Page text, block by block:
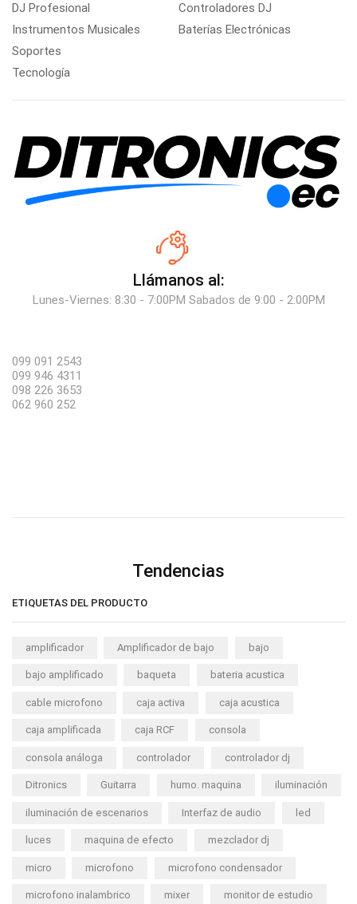
DJ Profesional
Instrumentos Musicales
Soportes
Tecnología
Controladores DJ
Baterías Electrónicas
Llámanos al:
Lunes-Viernes: 8:30 - 7:00PM Sabados de 9:00 - 2:00PM
099 091 2543
099 946 4311
098 226 3653
062 960 252
Tendencias
ETIQUETAS DEL PRODUCTO
amplificador Amplificador de bajo bajo
bajo amplificado baqueta bateria acustica
cable microfono caja activa caja acustica
caja amplificada caja RCF consola
consola análoga controlador controlador dj
Ditronics Guitarra humo. maquina iluminación
iluminación de escenarios Interfaz de audio led
luces maquina de efecto mezclador dj
micro microfono microfono condensador
microfono inalambrico mixer monitor de estudio